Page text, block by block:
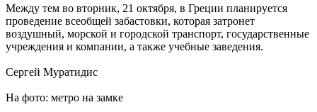
Между тем во вторник, 21 октября, в Греции планируется
проведение всеобщей забастовки, которая затронет
воздушный, морской и городской транспорт, государственные
учреждения и компании, а также учебные заведения.
Сергей Муратидис
На фото: метро на замке